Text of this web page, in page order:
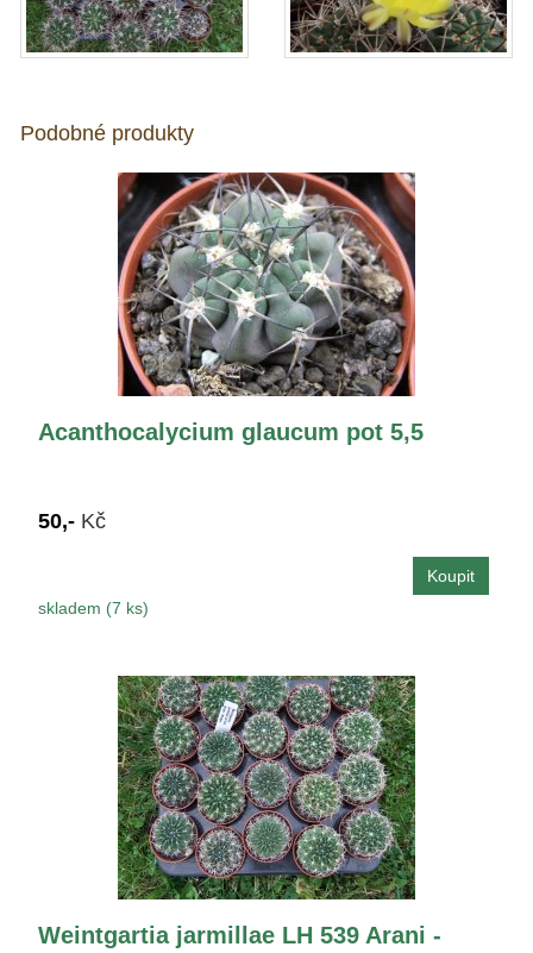
Podobné produkty
Acanthocalycium glaucum pot 5,5
50,- Kč
skladem (7 ks)
Weintgartia jarmillae LH 539 Arani -